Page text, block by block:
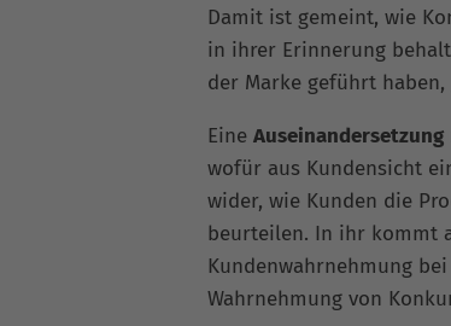
Damit ist gemeint, wie
in ihrer Erinnerung
der Marke geführt haben,
Eine Auseinandersetzung
wofür aus Kundensicht
wider, wie Kunden die
beurteilen. In ihr kommt
Kundenwahrnehmung
Wahrnehmung von